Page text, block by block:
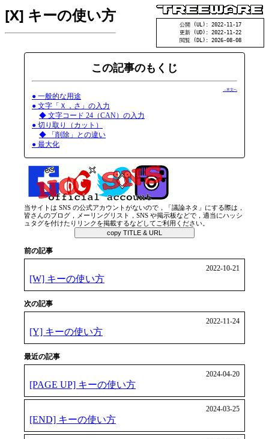
[X] キーの使い方
公開 (UL): 2022-11-17
更新 (UD): 2022-11-22
閲覧 (DL): 2026-08-08
この記事のもくじ
→本文へ
● 一般的な用途
● 文字「Ｘ，さ」の入力
◆ 文字コード 24（CAN）の入力
● 切り取り（カット）
◆ 「削除」との違い
● 最大化
当サイトは SNS の公式アカウントがないので，「議論ネタ」にする際は，
皆さんのブログ，メーリングリスト，SNS や掲示板などで，適当にハッシ
ュタグを付けたりリンクを掲載するなどしてご利用ください。
copy TITLE & URL
前の記事
2022-10-21
[W] キーの使い方
次の記事
2022-11-24
[Y] キーの使い方
最近の記事
2024-04-20
[PAGE UP] キーの使い方
2024-03-25
[END] キーの使い方